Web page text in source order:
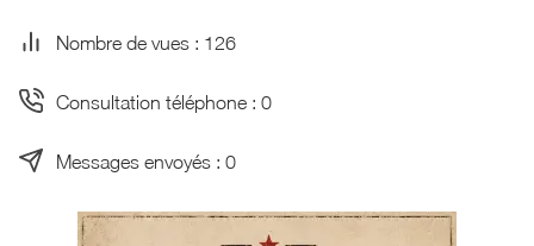
Nombre de vues : 126
Consultation téléphone : 0
Messages envoyés : 0